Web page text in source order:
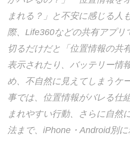
言語選択
まれる？」と不安に感じる人
際、Life360などの共有アプリ
切るだけだと「位置情報の共
表示されたり、バッテリー情
め、不自然に見えてしまうケ
事では、位置情報がバレる仕
まれやすい行動、さらに自然
法まで、iPhone・Android別